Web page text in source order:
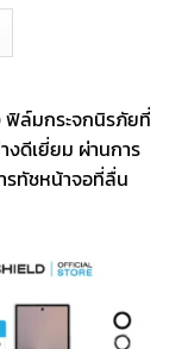
ฟิล์มกระจกนิรภัยที่
ดีเยี่ยม ผ่านการ
รทัชหน้าจอที่ลื่น